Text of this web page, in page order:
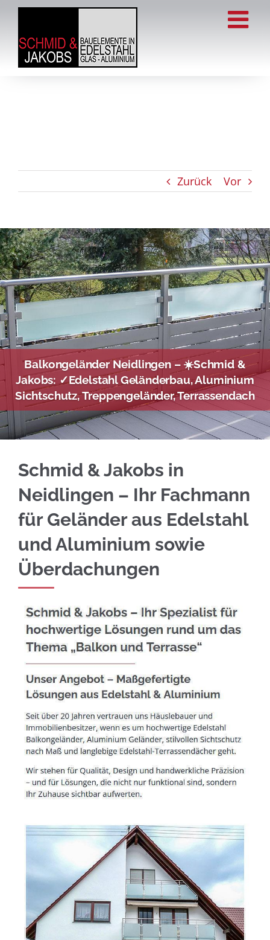
Zum
springen
Zurück Vor
Balkongeländer Neidlingen – ☀️Schmid &
Jakobs: ✓Edelstahl Geländerbau, Aluminium
Sichtschutz, Treppengeländer, Terrassendach
Schmid & Jakobs in
Neidlingen – Ihr Fachmann
für Geländer aus Edelstahl
und Aluminium sowie
Überdachungen